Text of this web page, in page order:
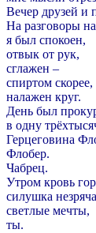
Вечер друзей и
На разговоры
я был спокоен,
отвык от рук,
сглажен –
спиртом
налажен круг.
День был
в одну
Герцеговина
Флобер.
Чабрец.
Утром кровь
силушка
светлые мечты,
ты.